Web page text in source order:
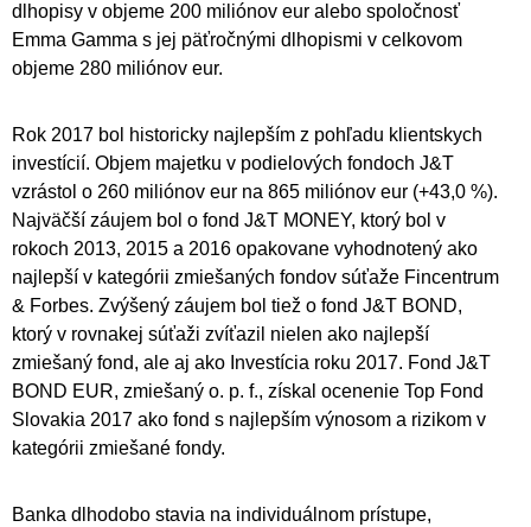
dlhopisy v objeme 200 miliónov eur alebo spoločnosť
Emma Gamma s jej päťročnými dlhopismi v celkovom
objeme 280 miliónov eur.
Rok 2017 bol historicky najlepším z pohľadu klientskych
investícií. Objem majetku v podielových fondoch J&T
vzrástol o 260 miliónov eur na 865 miliónov eur (+43,0 %).
Najväčší záujem bol o fond J&T MONEY, ktorý bol v
rokoch 2013, 2015 a 2016 opakovane vyhodnotený ako
najlepší v kategórii zmiešaných fondov súťaže Fincentrum
& Forbes. Zvýšený záujem bol tiež o fond J&T BOND,
ktorý v rovnakej súťaži zvíťazil nielen ako najlepší
zmiešaný fond, ale aj ako Investícia roku 2017. Fond J&T
BOND EUR, zmiešaný o. p. f., získal ocenenie Top Fond
Slovakia 2017 ako fond s najlepším výnosom a rizikom v
kategórii zmiešané fondy.
Banka dlhodobo stavia na individuálnom prístupe,